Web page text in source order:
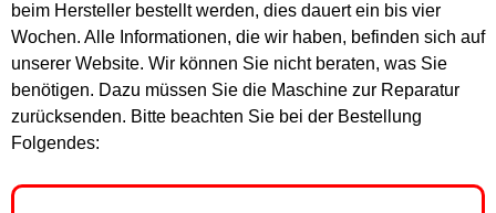
beim Hersteller bestellt werden, dies dauert ein bis vier
Wochen. Alle Informationen, die wir haben, befinden sich auf
unserer Website. Wir können Sie nicht beraten, was Sie
benötigen. Dazu müssen Sie die Maschine zur Reparatur
zurücksenden. Bitte beachten Sie bei der Bestellung
Folgendes: